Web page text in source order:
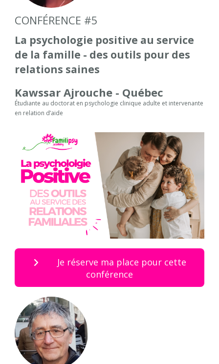
CONFÉRENCE #5
La psychologie positive au service
de la famille - des outils pour des
relations saines
Kawssar Ajrouche - Québec
Étudiante au doctorat en psychologie clinique adulte et intervenante
en relation d’aide
Je réserve ma place pour cette
conférence